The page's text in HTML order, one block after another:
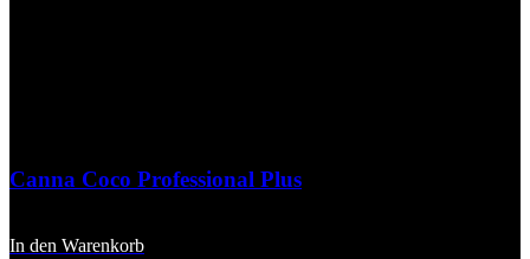
Canna Coco Professional Plus
In den Warenkorb